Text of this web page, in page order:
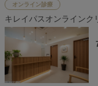
オンライン診療
キレイパスオンラインク